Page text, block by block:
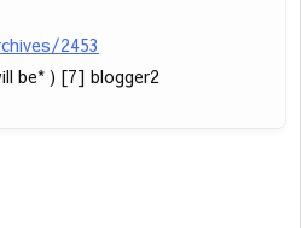
2453
be* ) [7] blogger2